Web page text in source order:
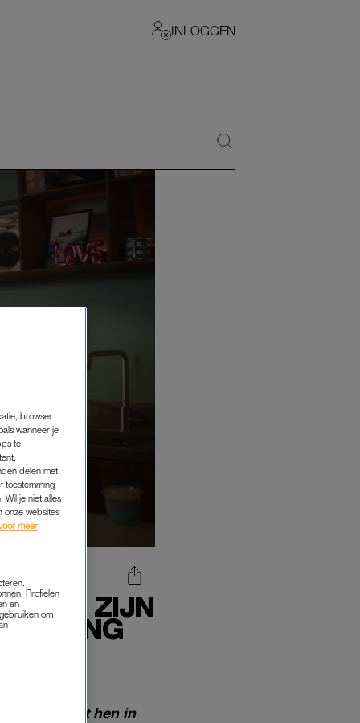
INLOGGEN
ZIJN
en met hen in
browser
wanneer je
te
delen met
toestemming
Wil je niet alles
onze websites
meer
Profielen
en
om